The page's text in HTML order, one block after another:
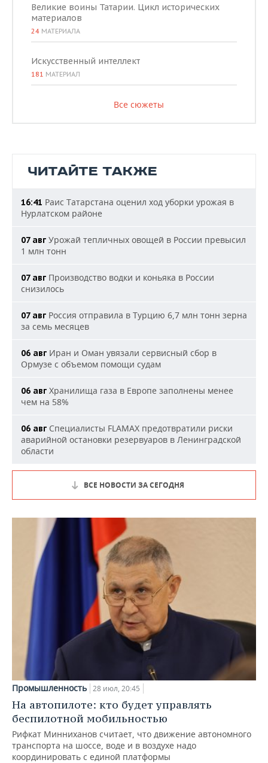
Великие воины Татарии. Цикл исторических
материалов
24 МАТЕРИАЛА
Искусственный интеллект
181 МАТЕРИАЛ
Все сюжеты
ЧИТАЙТЕ ТАКЖЕ
16:41 Раис Татарстана оценил ход уборки урожая в
Нурлатском районе
07 авг Урожай тепличных овощей в России превысил
1 млн тонн
07 авг Производство водки и коньяка в России
снизилось
07 авг Россия отправила в Турцию 6,7 млн тонн зерна
за семь месяцев
06 авг Иран и Оман увязали сервисный сбор в
Ормузе с объемом помощи судам
06 авг Хранилища газа в Европе заполнены менее
чем на 58%
06 авг Специалисты FLAMAX предотвратили риски
аварийной остановки резервуаров в Ленинградской
области
ВСЕ НОВОСТИ ЗА СЕГОДНЯ
Промышленность 28 июл, 20:45
На автопилоте: кто будет управлять
беспилотной мобильностью
Рифкат Минниханов считает, что движение автономного
транспорта на шоссе, воде и в воздухе надо
координировать с единой платформы